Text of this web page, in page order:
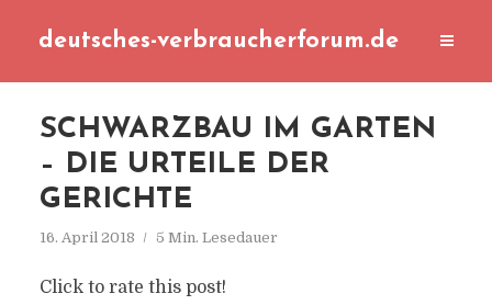
deutsches-verbraucherforum.de
SCHWARZBAU IM GARTEN
– DIE URTEILE DER
GERICHTE
16. April 2018 5 Min. Lesedauer
Click to rate this post!